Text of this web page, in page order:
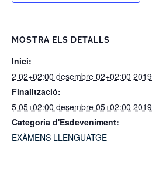
MOSTRA ELS DETALLS
Inici:
2 02+02:00 desembre 02+02:00 2019
Finalització:
5 05+02:00 desembre 05+02:00 2019
Categoria d'Esdeveniment:
EXÀMENS LLENGUATGE